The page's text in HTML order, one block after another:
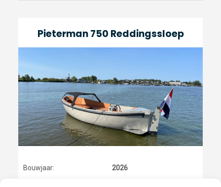
Pieterman 750 Reddingssloep
Bouwjaar:
2026